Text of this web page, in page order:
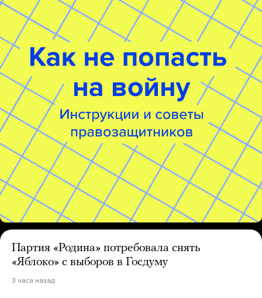
Партия «Родина» потребовала снять
«Яблоко» с выборов в Госдуму
3 часа назад